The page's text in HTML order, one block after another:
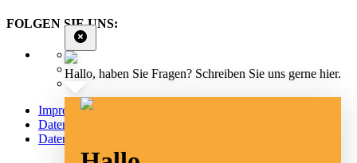
FOLGEN SIE UNS:
Impressum
Datenschutz
Datenschutz Social Media
Hallo, haben Sie Fragen? Schreiben Sie uns gerne hier.